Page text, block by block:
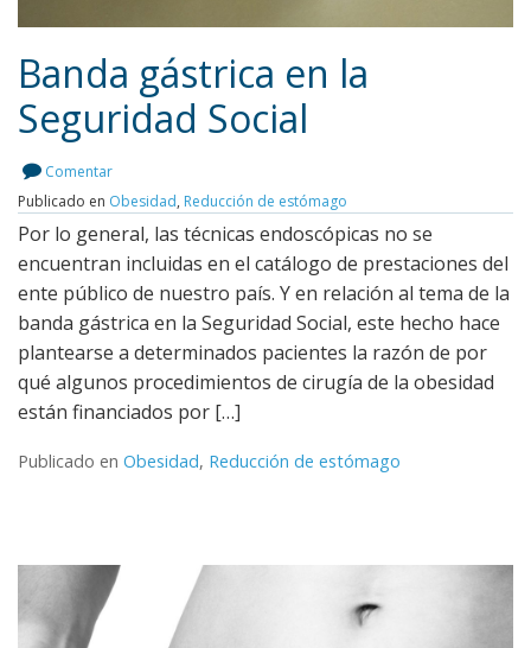
Banda gástrica en la
Seguridad Social
Comentar
Publicado en Obesidad, Reducción de estómago
Por lo general, las técnicas endoscópicas no se
encuentran incluidas en el catálogo de prestaciones del
ente público de nuestro país. Y en relación al tema de la
banda gástrica en la Seguridad Social, este hecho hace
plantearse a determinados pacientes la razón de por
qué algunos procedimientos de cirugía de la obesidad
están financiados por […]
Publicado en Obesidad, Reducción de estómago